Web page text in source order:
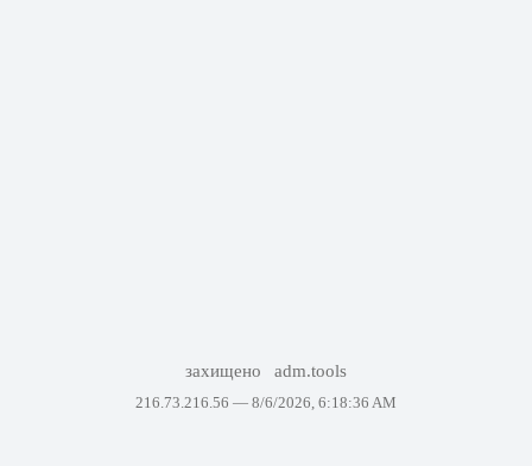
захищено adm.tools
216.73.216.56 — 8/6/2026, 6:18:36 AM